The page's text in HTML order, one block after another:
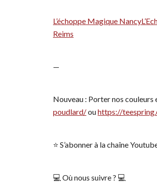
L’échoppe Magique Nancy
Reims
—
Nouveau : Porter nos couleurs
poudlard/ouhttps://
⭐️ S’abonner à la chaîne
💻 Où nous suivre ? 💻